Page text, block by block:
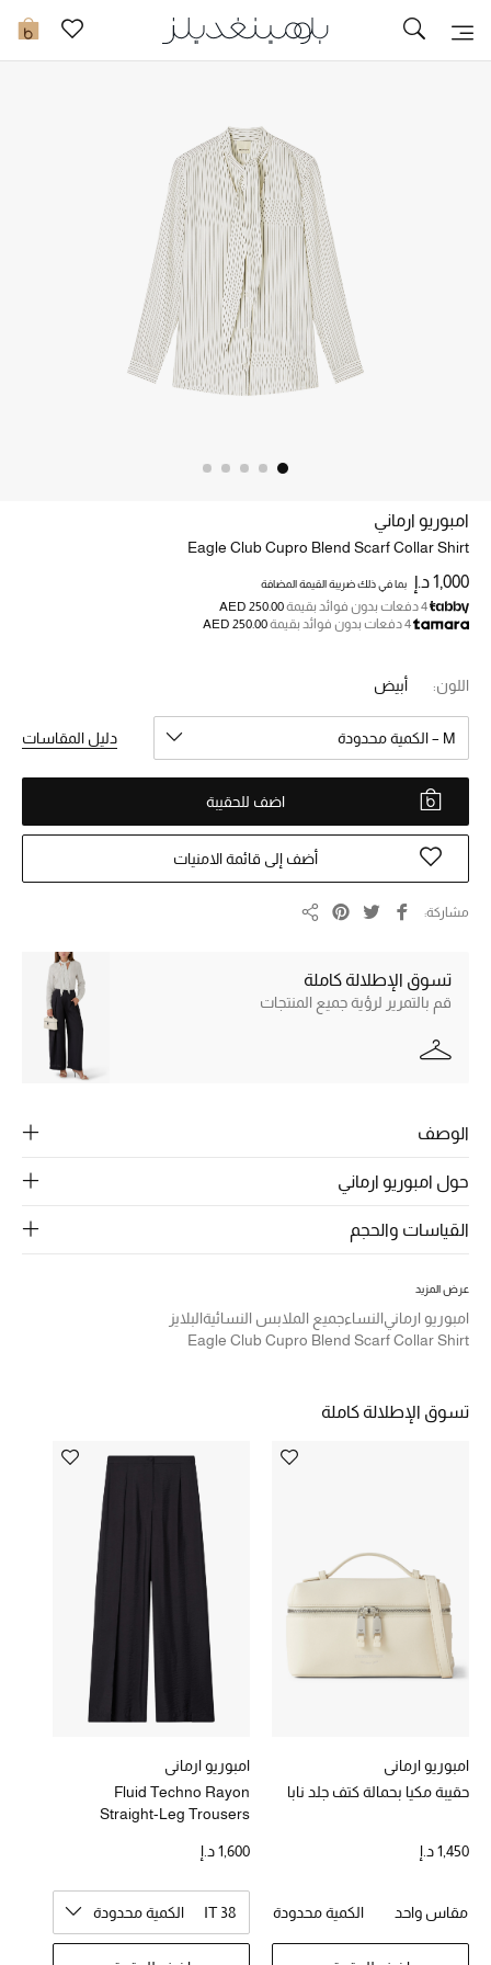
0 تخفيضات
خصم حتى 70%
تسوقوا الآن
ما وصلنا حديثاً
النساء
الحقائب النسائية
الرجال
الجمال
مستلزمات المنزل
المجوهرات
جديد لدينا
ما وصلنا حديثاً
الموسم الجديد
ركن أناقة المنتجعات
جميع إصدارتنا النسائية
الملابس الرياضية النسائية
امبوريو ارماني
Eagle Club Cupro Blend Scarf Collar Shirt
1,000 د.إ بما في ذلك ضريبة القيمة المضافة
4 دفعات بدون فوائد بقيمة
AED 250.00
4 دفعات بدون فوائد بقيمة
AED 250.00
اللون: أبيض
M – الكمية محدودة دليل المقاسات
اضف للحقيبة
أضف إلى قائمة الامنيات
مشاركة
تسوق الإطلالة كاملة
قم بالتمرير لرؤية جميع المنتجات
الوصف
حول امبوريو ارماني
القياسات والحجم
عرض المزيد
امبوريو ارمانيالنساءجميع الملابس النسائيةالبلايز
Eagle Club Cupro Blend Scarf Collar Shirt
تسوق الإطلالة كاملة
امبوريو ارماني
حقيبة مكيا بحمالة كتف جلد نابا
1,450 د.إ
مقاس واحد الكمية محدودة
امبوريو ارماني
Fluid Techno Rayon
Straight-Leg Trousers
1,600 د.إ
IT 38 الكمية محدودة